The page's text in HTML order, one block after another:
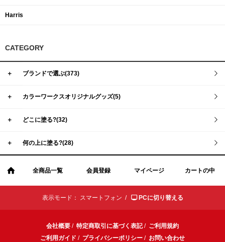
Harris
CATEGORY
＋ ブランドで選ぶ(373)
＋ カラーワークスオリジナルグッズ(5)
＋ どこに塗る?(32)
＋ 何の上に塗る?(28)
全商品一覧 会員登録 マイページ カートの中
表示モード： スマートフォン / PCに切り替える
会社概要 / 特定商取引に基づく表記/ ご利用規約
ご利用ガイド / プライバシーポリシー / お問い合わせ